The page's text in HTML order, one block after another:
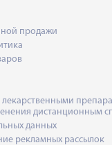
продажи
лекарственными
дистанционным
данных
рекламных рассылок